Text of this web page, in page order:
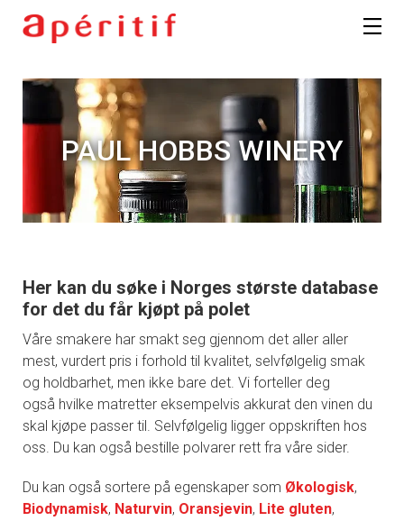
PAUL HOBBS WINERY
Her kan du søke i Norges største database
for det du får kjøpt på polet
Våre smakere har smakt seg gjennom det aller aller
mest, vurdert pris i forhold til kvalitet, selvfølgelig smak
og holdbarhet, men ikke bare det. Vi forteller deg
også hvilke matretter eksempelvis akkurat den vinen du
skal kjøpe passer til. Selvfølgelig ligger oppskriften hos
oss. Du kan også bestille polvarer rett fra våre sider.
Du kan også sortere på egenskaper som Økologisk,
Biodynamisk, Naturvin, Oransjevin, Lite gluten,